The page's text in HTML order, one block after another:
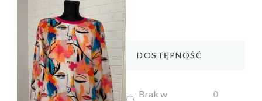
DOSTĘPNOŚĆ
Brak w
0